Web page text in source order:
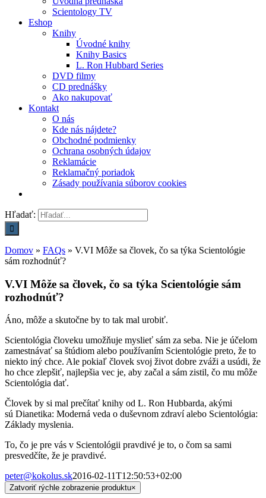
Scientology TV
Eshop
Knihy
Úvodné knihy
Knihy Basics
L. Ron Hubbard Series
DVD filmy
CD prednášky
Ako nakupovať
Kontakt
O nás
Kde nás nájdete?
Obchodné podmienky
Ochrana osobných údajov
Reklamácie
Reklamačný poriadok
Zásady používania súborov cookies
Hľadať:
Domov » FAQs » V.VI Môže sa človek, čo sa týka Scientológie
sám rozhodnúť?
V.VI Môže sa človek, čo sa týka Scientológie sám
rozhodnúť?
Áno, môže a skutočne by to tak mal urobiť.
Scientológia človeku umožňuje myslieť sám za seba. Nie je účelom
zamestnávať sa štúdiom alebo používaním Scientológie preto, že to
niekto iný chce. Ale pokiaľ človek svoj život dobre zváži a usúdi, že
ho chce zlepšiť, najlepšia vec je, aby začal a sám zistil, čo mu môže
Scientológia dať.
Človek by si mal prečítať knihy od L. Ron Hubbarda, akými
sú Dianetika: Moderná veda o duševnom zdraví alebo Scientológia:
Základy myslenia.
To, čo je pre vás v Scientológii pravdivé je to, o čom sa sami
presvedčíte, že je pravdivé.
peter@kokolus.sk2016-02-11T12:50:53+02:00
Zatvoriť rýchle zobrazenie produktu×